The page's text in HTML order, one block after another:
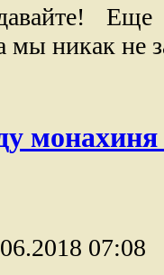
Еще
мы никак не
07:08